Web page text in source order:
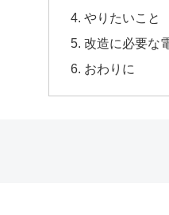
やりたいこと
改造に必要な
おわりに